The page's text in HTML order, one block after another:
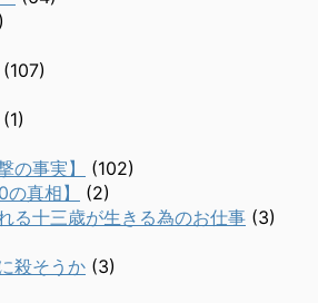
(107)
(1)
の事実】
(102)
真相】
(2)
る十三歳が生きる為のお仕事 (3)
殺そうか (3)